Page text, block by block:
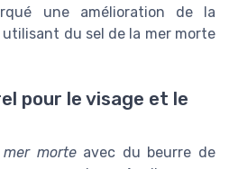
une amélioration de la
du sel de la mer morte
pour le visage et le
morteavec du beurre de